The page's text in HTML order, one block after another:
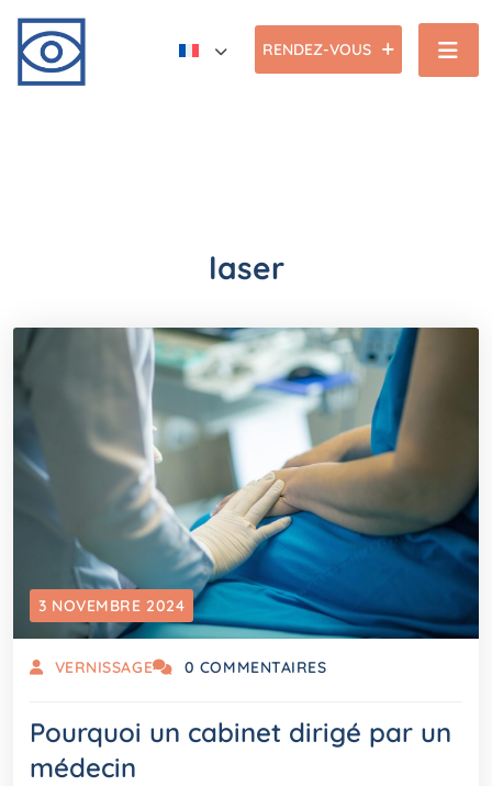
RENDEZ-VOUS
laser
3 NOVEMBRE 2024
VERNISSAGE 0 COMMENTAIRES
Pourquoi un cabinet dirigé par un
médecin